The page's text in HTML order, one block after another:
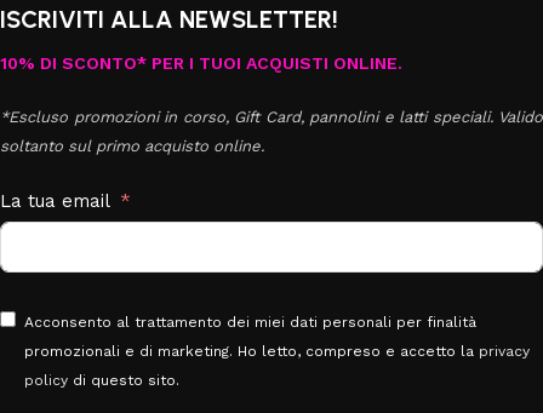
ISCRIVITI ALLA NEWSLETTER!
10% DI SCONTO* PER I TUOI ACQUISTI ONLINE.
*Escluso promozioni in corso, Gift Card, pannolini e latti speciali. Valido
soltanto sul primo acquisto online.
La tua email
Acconsento al trattamento dei miei dati personali per finalità
promozionali e di marketing. Ho letto, compreso e accetto la privacy
policy di questo sito.